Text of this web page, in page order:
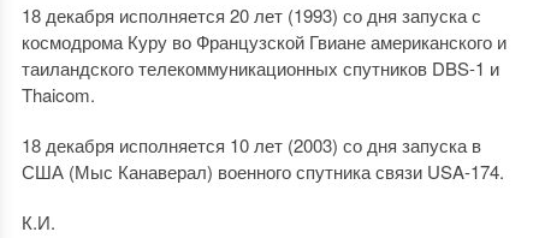
18 декабря исполняется 20 лет (1993) со дня запуска с
космодрома Куру во Французской Гвиане американского и
таиландского телекоммуникационных спутников DBS-1 и
Thaicom.
18 декабря исполняется 10 лет (2003) со дня запуска в
США (Мыс Канаверал) военного спутника связи USA-174.
К.И.